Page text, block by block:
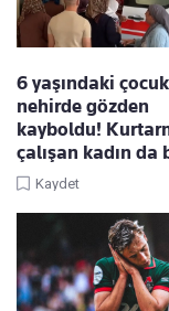
6 yaşındaki çocuk
nehirde gözden
kayboldu!
çalışan kadın da
Kaydet